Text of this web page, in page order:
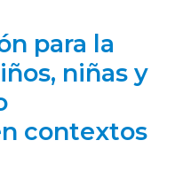
para la
niñas y
contextos